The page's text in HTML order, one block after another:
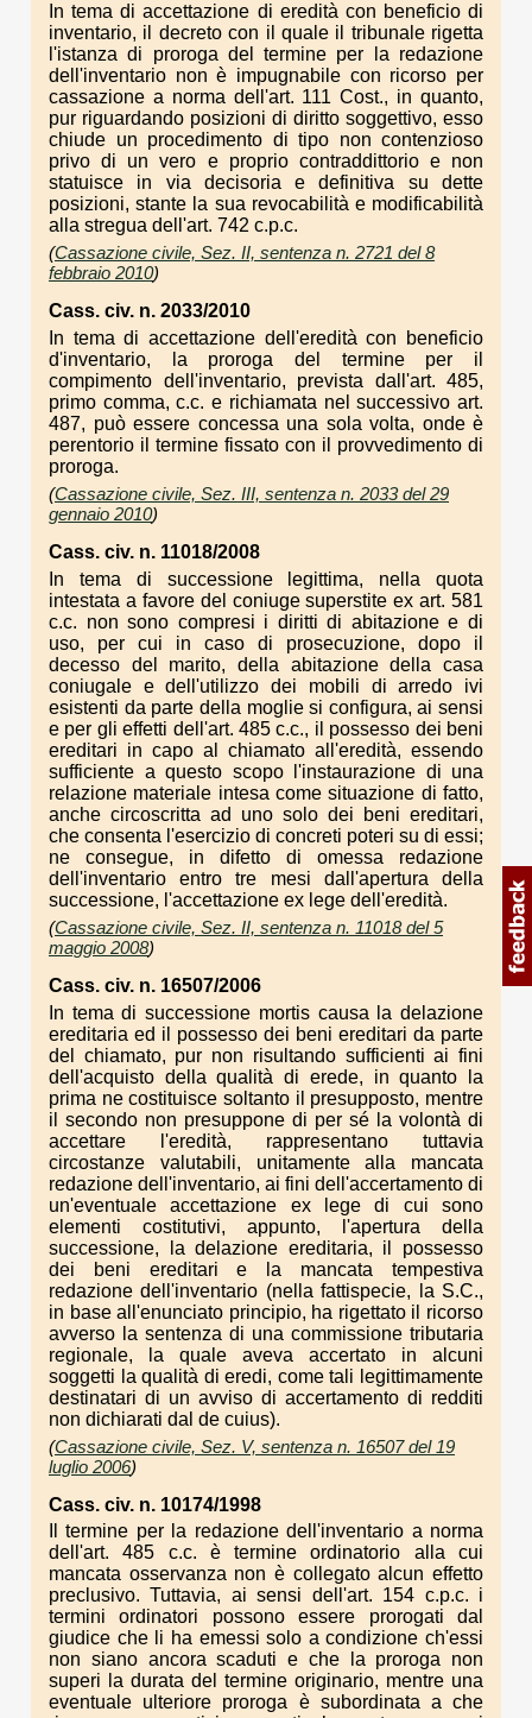
In tema di accettazione di eredità con beneficio di
inventario, il decreto con il quale il tribunale rigetta
l'istanza di proroga del termine per la redazione
dell'inventario non è impugnabile con ricorso per
cassazione a norma dell'art. 111 Cost., in quanto,
pur riguardando posizioni di diritto soggettivo, esso
chiude un procedimento di tipo non contenzioso
privo di un vero e proprio contraddittorio e non
statuisce in via decisoria e definitiva su dette
posizioni, stante la sua revocabilità e modificabilità
alla stregua dell'art. 742 c.p.c.
(Cassazione civile, Sez. II, sentenza n. 2721 del 8
febbraio 2010)
Cass. civ. n. 2033/2010
In tema di accettazione dell'eredità con beneficio
d'inventario, la proroga del termine per il
compimento dell'inventario, prevista dall'art. 485,
primo comma, c.c. e richiamata nel successivo art.
487, può essere concessa una sola volta, onde è
perentorio il termine fissato con il provvedimento di
proroga.
(Cassazione civile, Sez. III, sentenza n. 2033 del 29
gennaio 2010)
Cass. civ. n. 11018/2008
In tema di successione legittima, nella quota
intestata a favore del coniuge superstite ex art. 581
c.c. non sono compresi i diritti di abitazione e di
uso, per cui in caso di prosecuzione, dopo il
decesso del marito, della abitazione della casa
coniugale e dell'utilizzo dei mobili di arredo ivi
esistenti da parte della moglie si configura, ai sensi
e per gli effetti dell'art. 485 c.c., il possesso dei beni
ereditari in capo al chiamato all'eredità, essendo
sufficiente a questo scopo l'instaurazione di una
relazione materiale intesa come situazione di fatto,
anche circoscritta ad uno solo dei beni ereditari,
che consenta l'esercizio di concreti poteri su di essi;
ne consegue, in difetto di omessa redazione
dell'inventario entro tre mesi dall'apertura della
successione, l'accettazione ex lege dell'eredità.
(Cassazione civile, Sez. II, sentenza n. 11018 del 5
maggio 2008)
Cass. civ. n. 16507/2006
In tema di successione mortis causa la delazione
ereditaria ed il possesso dei beni ereditari da parte
del chiamato, pur non risultando sufficienti ai fini
dell'acquisto della qualità di erede, in quanto la
prima ne costituisce soltanto il presupposto, mentre
il secondo non presuppone di per sé la volontà di
accettare l'eredità, rappresentano tuttavia
circostanze valutabili, unitamente alla mancata
redazione dell'inventario, ai fini dell'accertamento di
un'eventuale accettazione ex lege di cui sono
elementi costitutivi, appunto, l'apertura della
successione, la delazione ereditaria, il possesso
dei beni ereditari e la mancata tempestiva
redazione dell'inventario (nella fattispecie, la S.C.,
in base all'enunciato principio, ha rigettato il ricorso
avverso la sentenza di una commissione tributaria
regionale, la quale aveva accertato in alcuni
soggetti la qualità di eredi, come tali legittimamente
destinatari di un avviso di accertamento di redditi
non dichiarati dal de cuius).
(Cassazione civile, Sez. V, sentenza n. 16507 del 19
luglio 2006)
Cass. civ. n. 10174/1998
Il termine per la redazione dell'inventario a norma
dell'art. 485 c.c. è termine ordinatorio alla cui
mancata osservanza non è collegato alcun effetto
preclusivo. Tuttavia, ai sensi dell'art. 154 c.p.c. i
termini ordinatori possono essere prorogati dal
giudice che li ha emessi solo a condizione ch'essi
non siano ancora scaduti e che la proroga non
superi la durata del termine originario, mentre una
eventuale ulteriore proroga è subordinata a che